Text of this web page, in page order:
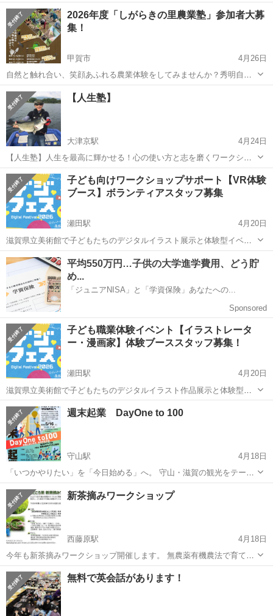
ンでつけます😁 500〜1000円 〜お問い合わせ〜 05071225330
mail:colorful.lemon2020@gmail.com
滋賀 東近江市 ワークショップ デコパーツ
2026年度「しがらきの里農業塾」参加者大募
集！
甲賀市
4月26日
自然と触れ合い、笑顔あふれる農業体験をしてみませんか？秀明自然
農法の畑で、土の香りを感じながら、採れたて野菜の感動を味わいま
しょう！「家庭菜園をもっと楽しみたい！」「自然農法にチャレンジ
したい！」そんなあなたにぴったりなイベ...
滋賀 甲賀市 ワークショップ
【人生塾】
大津京駅
4月24日
【人生塾】人生を最高に輝かせる！心の使い方と志を磨くワークショ
ップ（参加無料） 投稿本文案 「今の自分に、もっとできることがある
はずだ」 「誰かの役に立ちたいけれど、どう動けばいいか分からな
い」 そんな想いを胸に秘めた「現代...
滋賀 大津市 大津京駅 ワークショップ 使い方
子ども向けワークショップサポート【VR体験
ブース】ボランティアスタッフ募集
瀬田駅
4月20日
滋賀県立美術館で子どもたちのデジタルイラスト展示と体験型イベン
トを開催。イラスト・映像作品などの展示と、デジタルイラスト・AI
動画・VR体験などができるデジタル教育イベントの設営スタッフを募
集します！ 【活動内容】 ...
滋賀 大津市 瀬田駅 ワークショップ 子ども
子ども職業体験イベント【イラストレータ
ー・漫画家】体験ブーススタッフ募集！
瀬田駅
4月20日
滋賀県立美術館で子どもたちのデジタルイラスト作品展示と体験型イ
ベントを開催。職業体験イベント「イラストレーター体験」「漫画家
体験」のブース補助スタッフを募集します！ 【活動内容】 受付・展示
会場の設営・各種体験イベン...
滋賀 大津市 瀬田駅
週末起業 DayOne to 100
守山駅
4月18日
「いつかやりたい」を「今日始める」へ。 守山・滋賀の観光をテーマ
に、1日でビジネスづくりに挑戦する体験イベントです。 本企画は、
任意団体「Generation Moriyama（GeneMori）」が主催し、守山市観
光物産...
滋賀 守山市 守山駅 ワークショップ
新茶摘みワークショップ
西藤原駅
4月18日
今年も新茶摘みワークショップ開催します。 無農薬有機農法で育てた
まんどころ茶の手摘み収穫やります。 これを機に幻の銘茶を味わって
みませんか。 日時:5/16(土)、5/17(日)、5/23(土)、5/24(日) 8時~16...
滋賀 東近江市 西藤原駅 ワークショップ
無料で英会話があります！